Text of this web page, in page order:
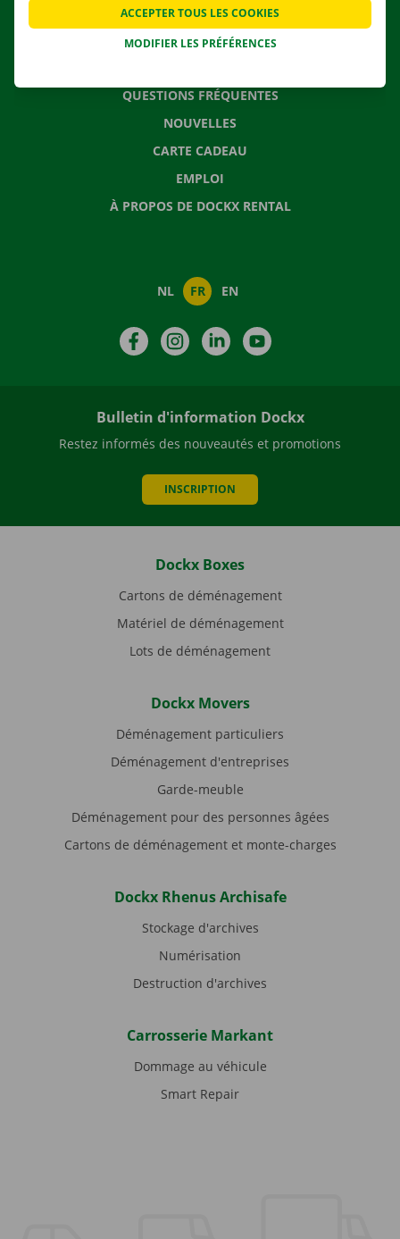
QUESTIONS FRÉQUENTES
NOUVELLES
CARTE CADEAU
EMPLOI
À PROPOS DE DOCKX RENTAL
NL FR EN
FacebookInstagramLinkedIn
Bulletin d'information Dockx
Restez informés des nouveautés et promotions
INSCRIPTION
Dockx Boxes
Cartons de déménagement
Matériel de déménagement
Lots de déménagement
Dockx Movers
Déménagement particuliers
Déménagement d'entreprises
Garde-meuble
Déménagement pour des personnes âgées
Cartons de déménagement et monte-charges
Dockx Rhenus Archisafe
Stockage d'archives
Numérisation
Destruction d'archives
Carrosserie Markant
Dommage au véhicule
Smart Repair
MODIFIER LES PRÉFÉRENCES
ACCEPTER TOUS LES COOKIES